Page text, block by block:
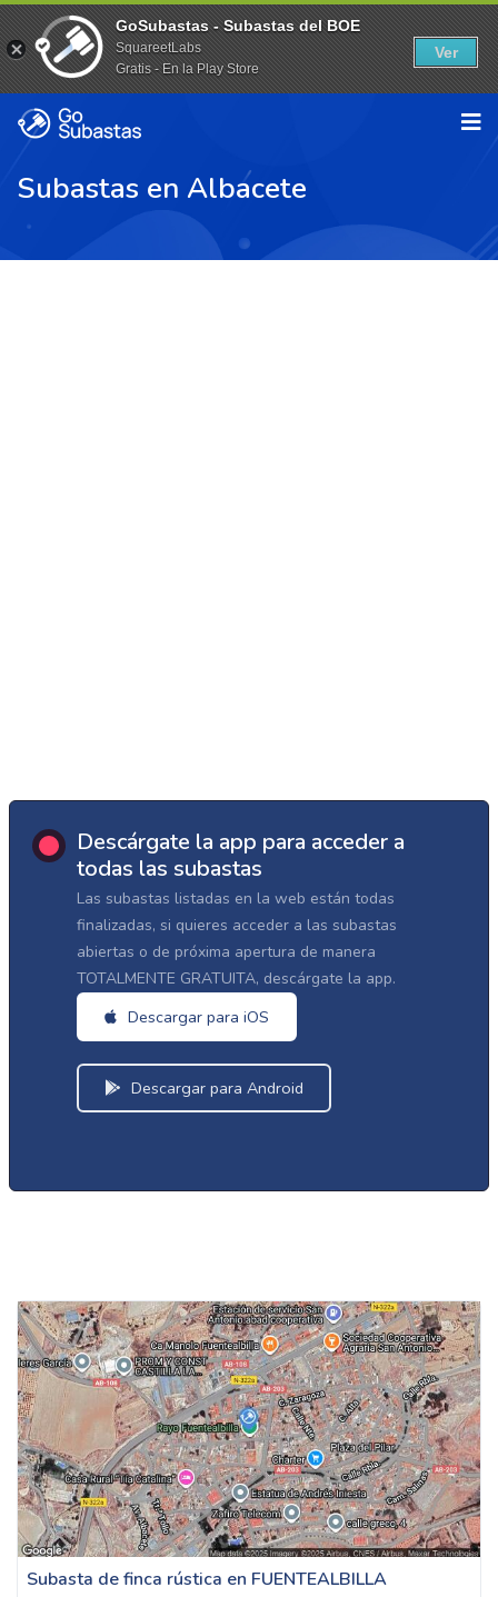
Subastas en Albacete
Descárgate la app para acceder a
todas las subastas
Las subastas listadas en la web están todas
finalizadas, si quieres acceder a las subastas
abiertas o de próxima apertura de manera
TOTALMENTE GRATUITA, descárgate la app.
Descargar para iOS
Descargar para Android
Subasta de finca rústica en FUENTEALBILLA
GoSubastas - Subastas del BOE
SquareetLabs
Gratis - En la Play Store
Ver